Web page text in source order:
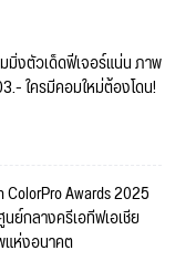
มิ่งตัวเด็ดฟีเจอร์แน่น ภาพ
ใครมีคอมใหม่ต้องโดน!
Awards 2025
ย์กลางครีเอทีฟเอเชีย
ห่งอนาคต